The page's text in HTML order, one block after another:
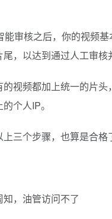
审核之后，你的视频
，以达到通过人工审核
视频都加上统一的片
个人IP。
三个步骤，也算是合格
，油管访问不了